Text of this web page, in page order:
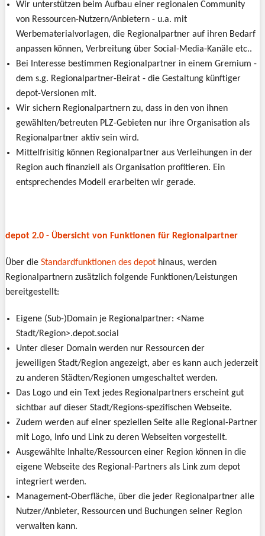
Wir unterstützen beim Aufbau einer regionalen Community
von Ressourcen-Nutzern/Anbietern - u.a. mit
Werbematerialvorlagen, die Regionalpartner auf ihren Bedarf
anpassen können, Verbreitung über Social-Media-Kanäle etc..
Bei Interesse bestimmen Regionalpartner in einem Gremium -
dem s.g. Regionalpartner-Beirat - die Gestaltung künftiger
depot-Versionen mit.
Wir sichern Regionalpartnern zu, dass in den von ihnen
gewählten/betreuten PLZ-Gebieten nur ihre Organisation als
Regionalpartner aktiv sein wird.
Mittelfrisitig können Regionalpartner aus Verleihungen in der
Region auch finanziell als Organisation profitieren. Ein
entsprechendes Modell erarbeiten wir gerade.
depot 2.0 - Übersicht von Funktionen für Regionalpartner
Über die Standardfunktionen des depot hinaus, werden
Regionalpartnern zusätzlich folgende Funktionen/Leistungen
bereitgestellt:
Eigene (Sub-)Domain je Regionalpartner: <Name
Stadt/Region>.depot.social
Unter dieser Domain werden nur Ressourcen der
jeweiligen Stadt/Region angezeigt, aber es kann auch jederzeit
zu anderen Städten/Regionen umgeschaltet werden.
Das Logo und ein Text jedes Regionalpartners erscheint gut
sichtbar auf dieser Stadt/Regions-spezifischen Webseite.
Zudem werden auf einer speziellen Seite alle Regional-Partner
mit Logo, Info und Link zu deren Webseiten vorgestellt.
Ausgewählte Inhalte/Ressourcen einer Region können in die
eigene Webseite des Regional-Partners als Link zum depot
integriert werden.
Management-Oberfläche, über die jeder Regionalpartner alle
Nutzer/Anbieter, Ressourcen und Buchungen seiner Region
verwalten kann.